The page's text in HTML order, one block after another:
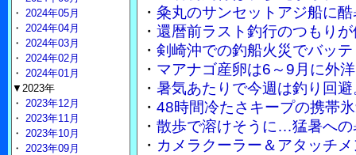
・ 粂丸のサンセットアジ船に
・ 還暦前ラスト釣行のつもり
・ 剣崎沖での釣船火災でバッ
・ マアナゴ産卵は6～9月に外
・ 暑気あたりで今週は釣り回
・ 48時間冷たさキープの携帯
・ 散歩で溶けそうに…猛暑へ
・ カメラクーラー＆アタッチ
・ 2024年05月
・ 2024年04月
・ 2024年03月
・ 2024年02月
・ 2024年01月
▼2023年
・ 2023年12月
・ 2023年11月
・ 2023年10月
・ 2023年09月